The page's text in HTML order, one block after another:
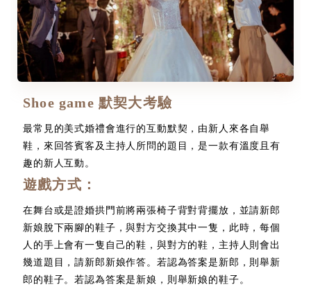
Shoe game 默契大考驗
最常見的美式婚禮會進行的互動默契，由新人來各自舉
鞋，來回答賓客及主持人所問的題目，是一款有溫度且有
趣的新人互動。
遊戲方式：
在舞台或是證婚拱門前將兩張椅子背對背擺放，並請新郎
新娘脫下兩腳的鞋子，與對方交換其中一隻，此時，每個
人的手上會有一隻自己的鞋，與對方的鞋，主持人則會出
幾道題目，請新郎新娘作答。若認為答案是新郎，則舉新
郎的鞋子。若認為答案是新娘，則舉新娘的鞋子。